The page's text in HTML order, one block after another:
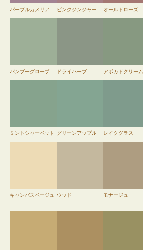
パープルカメリア ピンクジンジャー オールドローズ
バンブーグローブ ドライハーブ アボカドクリーム
ミントシャーベット グリーンアップル レイクグラス
キャンバスベージュ ウッド モナージュ